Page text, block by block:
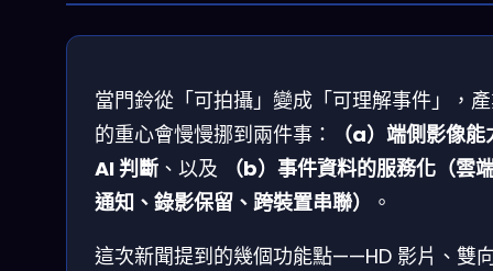
當門鈴從「可拍攝」變成「可理解事件」，
的重心會慢慢挪到兩件事：
（a）端側影像能
AI 判斷 、以及
（b）事件資料的服務化（雲
通知、錄影保留、跨裝置串聯）
。
這次新聞提到的幾個功能點——HD 影片、雙